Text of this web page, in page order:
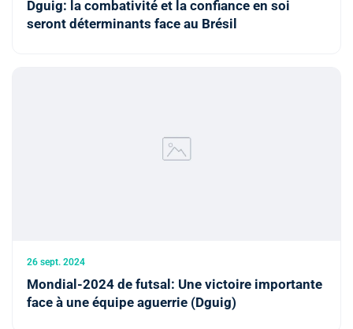
Dguig: la combativité et la confiance en soi
seront déterminants face au Brésil
26 sept. 2024
Mondial-2024 de futsal: Une victoire importante
face à une équipe aguerrie (Dguig)